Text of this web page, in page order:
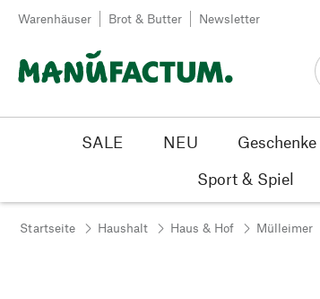
Zum Inhalt springen
Warenhäuser Brot & Butter Newsletter
SALE NEU Geschenke
Sport & Spiel
Startseite Haushalt Haus & Hof Mülleimer